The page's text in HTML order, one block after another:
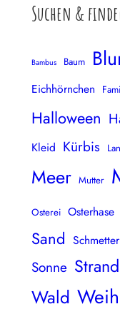
Suchen &
Bambus Baum
Eichhörnchen
Halloween
Kleid Kürbis
Meer Mutter
Osterei Osterhase
Sand
Sonne Strand
Wald